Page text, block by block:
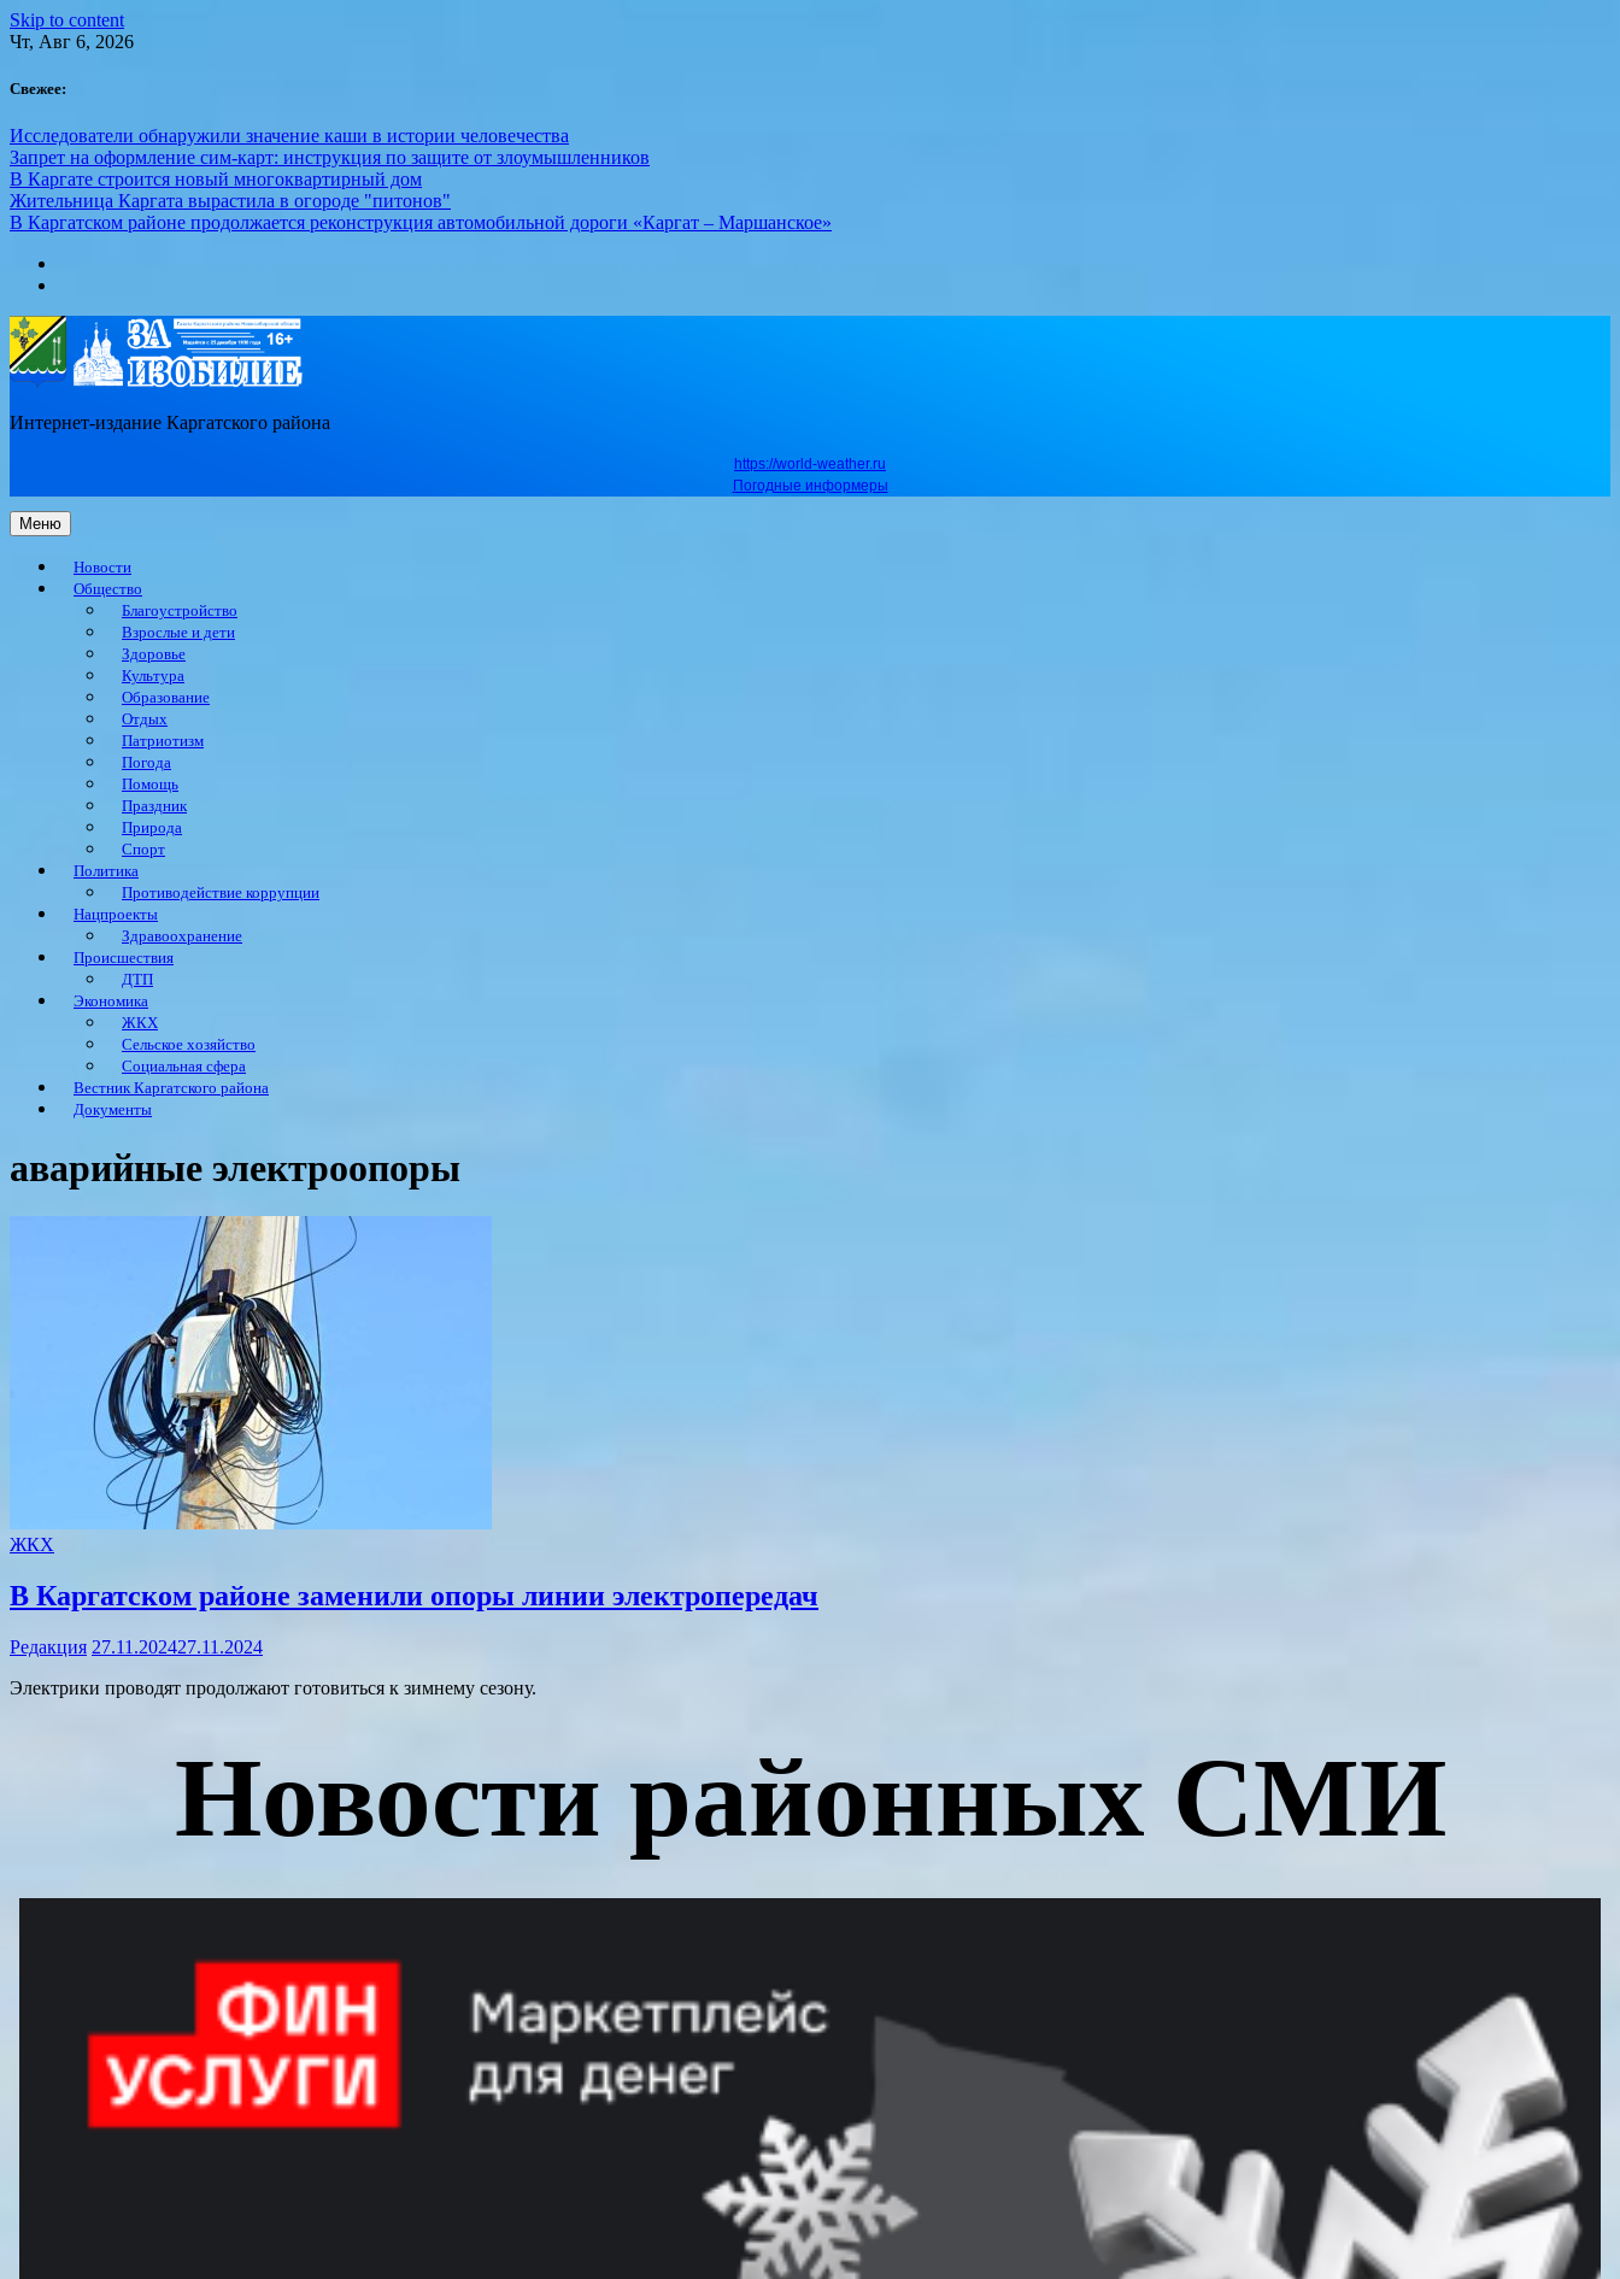
Skip to content
Чт, Авг 6, 2026
Свежее:
Исследователи обнаружили значение каши в истории человечества
Запрет на оформление сим-карт: инструкция по защите от злоумышленников
В Каргате строится новый многоквартирный дом
Жительница Каргата вырастила в огороде "питонов"
В Каргатском районе продолжается реконструкция автомобильной дороги «Каргат – Маршанское»
Интернет-издание Каргатского района
https://world-weather.ru
Погодные информеры
Меню
Новости
Общество
Благоустройство
Взрослые и дети
Здоровье
Культура
Образование
Отдых
Патриотизм
Погода
Помощь
Праздник
Природа
Спорт
Политика
Противодействие коррупции
Нацпроекты
Здравоохранение
Происшествия
ДТП
Экономика
ЖКХ
Сельское хозяйство
Социальная сфера
Вестник Каргатского района
Документы
аварийные электроопоры
ЖКХ
В Каргатском районе заменили опоры линии электропередач
Редакция 27.11.202427.11.2024
Электрики проводят продолжают готовиться к зимнему сезону.